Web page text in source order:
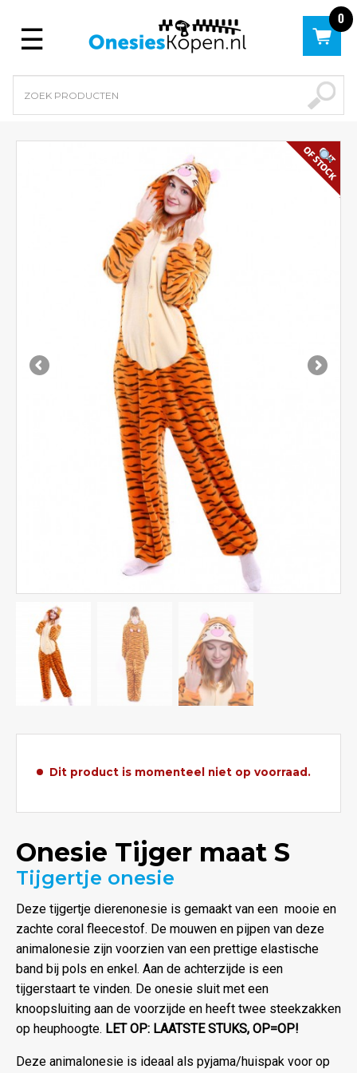
Menu
0
Dit product is momenteel niet op voorraad.
Onesie Tijger maat S
Tijgertje onesie
Deze tijgertje dierenonesie is gemaakt van een mooie en
zachte coral fleecestof. De mouwen en pijpen van deze
animalonesie zijn voorzien van een prettige elastische
band bij pols en enkel. Aan de achterzijde is een
tijgerstaart te vinden. De onesie sluit met een
knoopsluiting aan de voorzijde en heeft twee steekzakken
op heuphoogte. LET OP: LAATSTE STUKS, OP=OP!
Deze animalonesie is ideaal als pyjama/huispak voor op